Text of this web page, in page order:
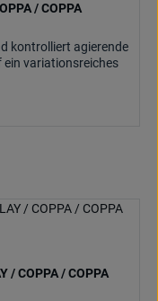
/ COPPA
kontrolliert agierende
ein variationsreiches
/ COPPA / COPPA